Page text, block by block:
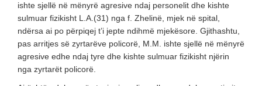
ishte sjellë në mënyrë agresive ndaj personelit dhe kishte
sulmuar fizikisht L.A.(31) nga f. Zhelinë, mjek në spital,
ndërsa ai po përpiqej t’i jepte ndihmë mjekësore. Gjithashtu,
pas arritjes së zyrtarëve policorë, M.M. ishte sjellë në mënyrë
agresive edhe ndaj tyre dhe kishte sulmuar fizikisht njërin
nga zyrtarët policorë.